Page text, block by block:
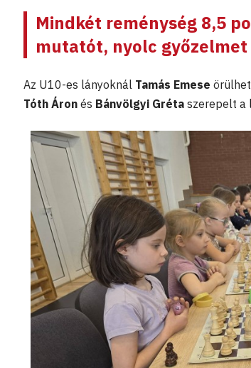
Mindkét reménység 8,5
mutatót, nyolc
Az U10-es lányoknál Tamás Emese
Tóth Áron és Bánvölgyi Gréta szerepelt a